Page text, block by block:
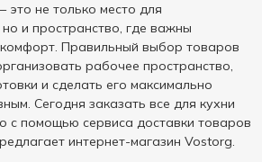
не только место для
и пространство, где важны
Правильный выбор товаров
рабочее пространство,
и сделать его максимально
Сегодня заказать все для кухни
с помощью сервиса доставки товаров
интернет-магазин Vostorg.